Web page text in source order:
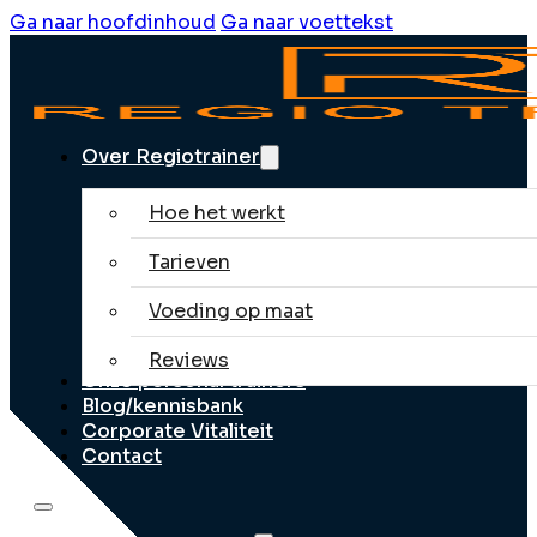
Ga naar hoofdinhoud Ga naar voettekst
Over Regiotrainer
Hoe het werkt
Tarieven
Voeding op maat
Reviews
Onze personal trainers
Blog/kennisbank
Corporate Vitaliteit
Contact